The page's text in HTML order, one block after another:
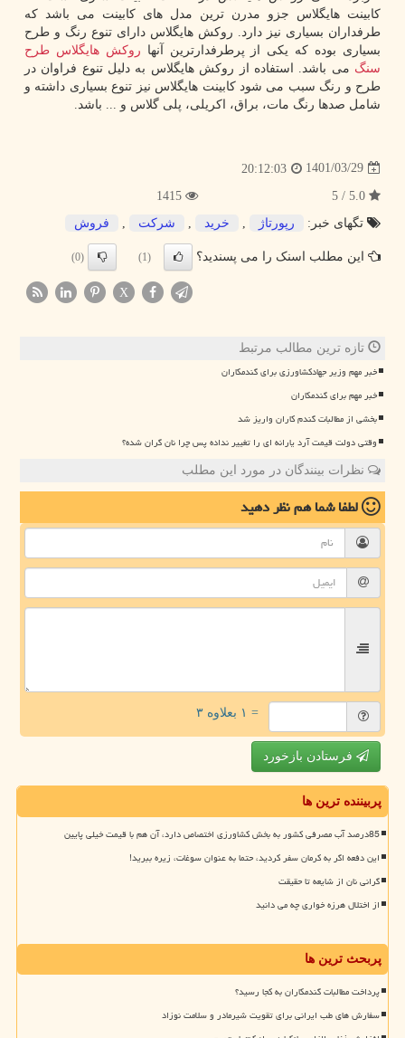
کابینت هایگلاس جزو مدرن ترین مدل های کابینت می باشد که
طرفداران بسیاری نیز دارد. روکش هایگلاس دارای تنوع رنگ و طرح
بسیاری بوده که یکی از پرطرفدارترین آنها روکش هایگلاس طرح
سنگ می باشد. استفاده از روکش هایگلاس به دلیل تنوع فراوان در
طرح و رنگ سبب می شود کابینت هایگلاس نیز تنوع بسیاری داشته و
شامل صدها رنگ مات، براق، اکریلی، پلی گلاس و ... باشد.
1401/03/29
20:12:03
تگهای خبر:
رپورتاژ خرید شركت فروش
این مطلب اسنک را می پسندید؟ (1)
(0)
X
تازه ترین مطالب مرتبط
خبر مهم وزیر جهادکشاورزی برای گندمکاران
خبر مهم برای گندمکاران
بخشی از مطالبات گندم کاران واریز شد
وقتی دولت قیمت آرد یارانه ای را تغییر نداده پس چرا نان گران شده؟
نظرات بینندگان در مورد این مطلب
لطفا شما همنظر دهید
= ۱ بعلاوه ۳
فرستادن بازخورد
پربیننده ترین ها
85درصد آب مصرفی کشور به بخش کشاورزی اختصاص دارد، آن هم با قیمت خیلی پایین
این دفعه اگر به کرمان سفر کردید، حتما به عنوان سوغات، زیره ببرید!
گرانی نان از شایعه تا حقیقت
از اختلال هرزه خواری چه می دانید
پربحث ترین ها
پرداخت مطالبات گندمکاران به کجا رسید؟
سفارش های طب ایرانی برای تقویت شیرمادر و سلامت نوزاد